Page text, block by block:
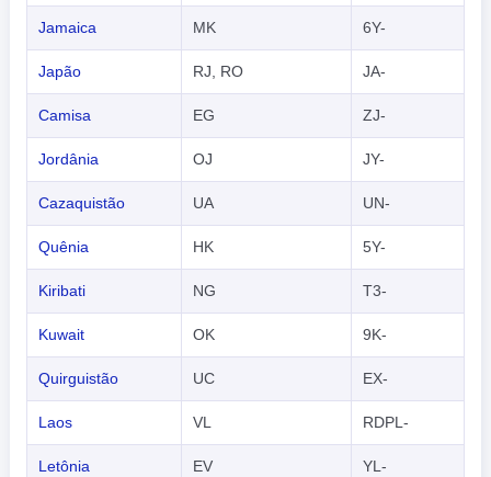
Jamaica MK 6Y-
Japão RJ, RO JA-
Camisa EG ZJ-
Jordânia OJ JY-
Cazaquistão UA UN-
Quênia HK 5Y-
Kiribati NG T3-
Kuwait OK 9K-
Quirguistão UC EX-
Laos VL RDPL-
Letônia EV YL-